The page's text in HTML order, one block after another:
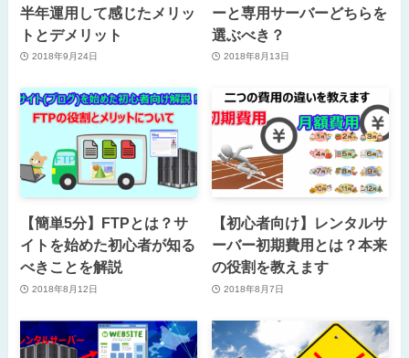
半年運用して感じたメリッ
トとデメリット
2018年9月24日
ーと専用サーバーどちらを
選ぶべき？
2018年8月13日
【簡単5分】FTPとは？サ
イトを始めた初心者が知る
べきことを解説
2018年8月12日
【初心者向け】レンタルサ
ーバー初期費用とは？本来
の役割を教えます
2018年8月7日